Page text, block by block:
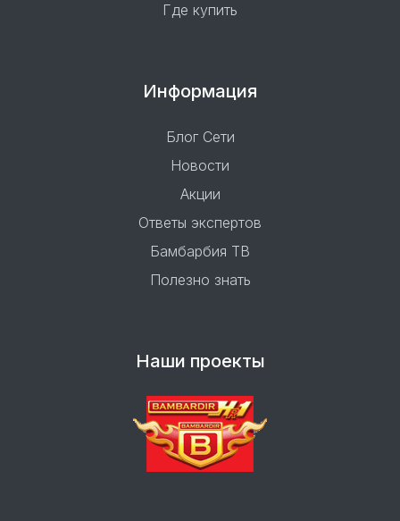
Где купить
Информация
Блог Сети
Новости
Акции
Ответы экспертов
Бамбарбия ТВ
Полезно знать
Наши проекты